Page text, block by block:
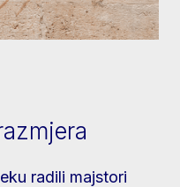
radili majstori